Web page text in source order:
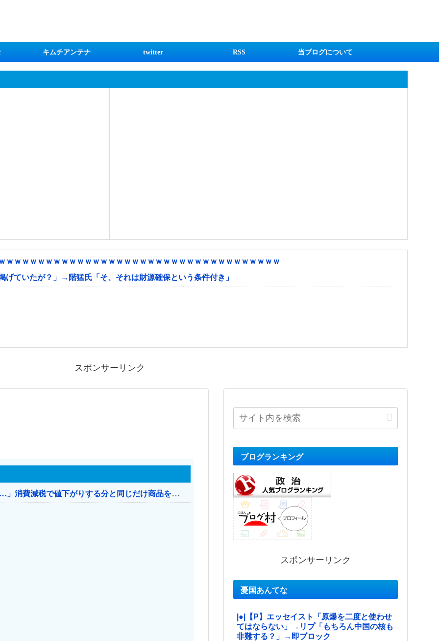
キムチアンテナ twitter RSS 当ブログについて
ｗｗｗｗｗｗｗｗｗｗｗｗｗｗｗｗｗｗｗｗｗｗｗｗｗｗｗｗｗｗｗｗｗｗ
ていたが？」→階猛氏「そ、それは財源確保という条件付き」
スポンサーリンク
【消費税率1％】 「下げるのが筋なんですけど…」消費減税で値下がりする分と同じだけ商品を値上げして店頭価格を変えない店も
ブログランキング
スポンサーリンク
憂国あんてな
|●|【P】エッセイスト「原爆を二度と使わせ
てはならない」→リプ「もちろん中国の核も
非難する？」→即ブロック